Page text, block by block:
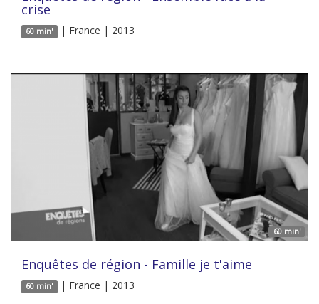
crise
60 min' | France | 2013
60 min'
Enquêtes de région - Famille je t'aime
60 min' | France | 2013